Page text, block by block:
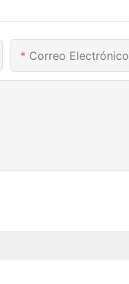
Correo Electrónico